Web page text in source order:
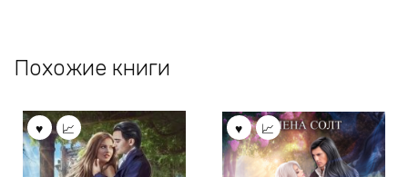
Похожие книги